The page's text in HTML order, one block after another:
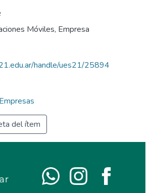
Móviles, Empresa
handle/ues21/25894
del ítem